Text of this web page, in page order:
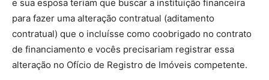
e sua esposa teriam que buscar a instituição financeira
para fazer uma alteração contratual (aditamento
contratual) que o incluísse como coobrigado no contrato
de financiamento e vocês precisariam registrar essa
alteração no Ofício de Registro de Imóveis competente.